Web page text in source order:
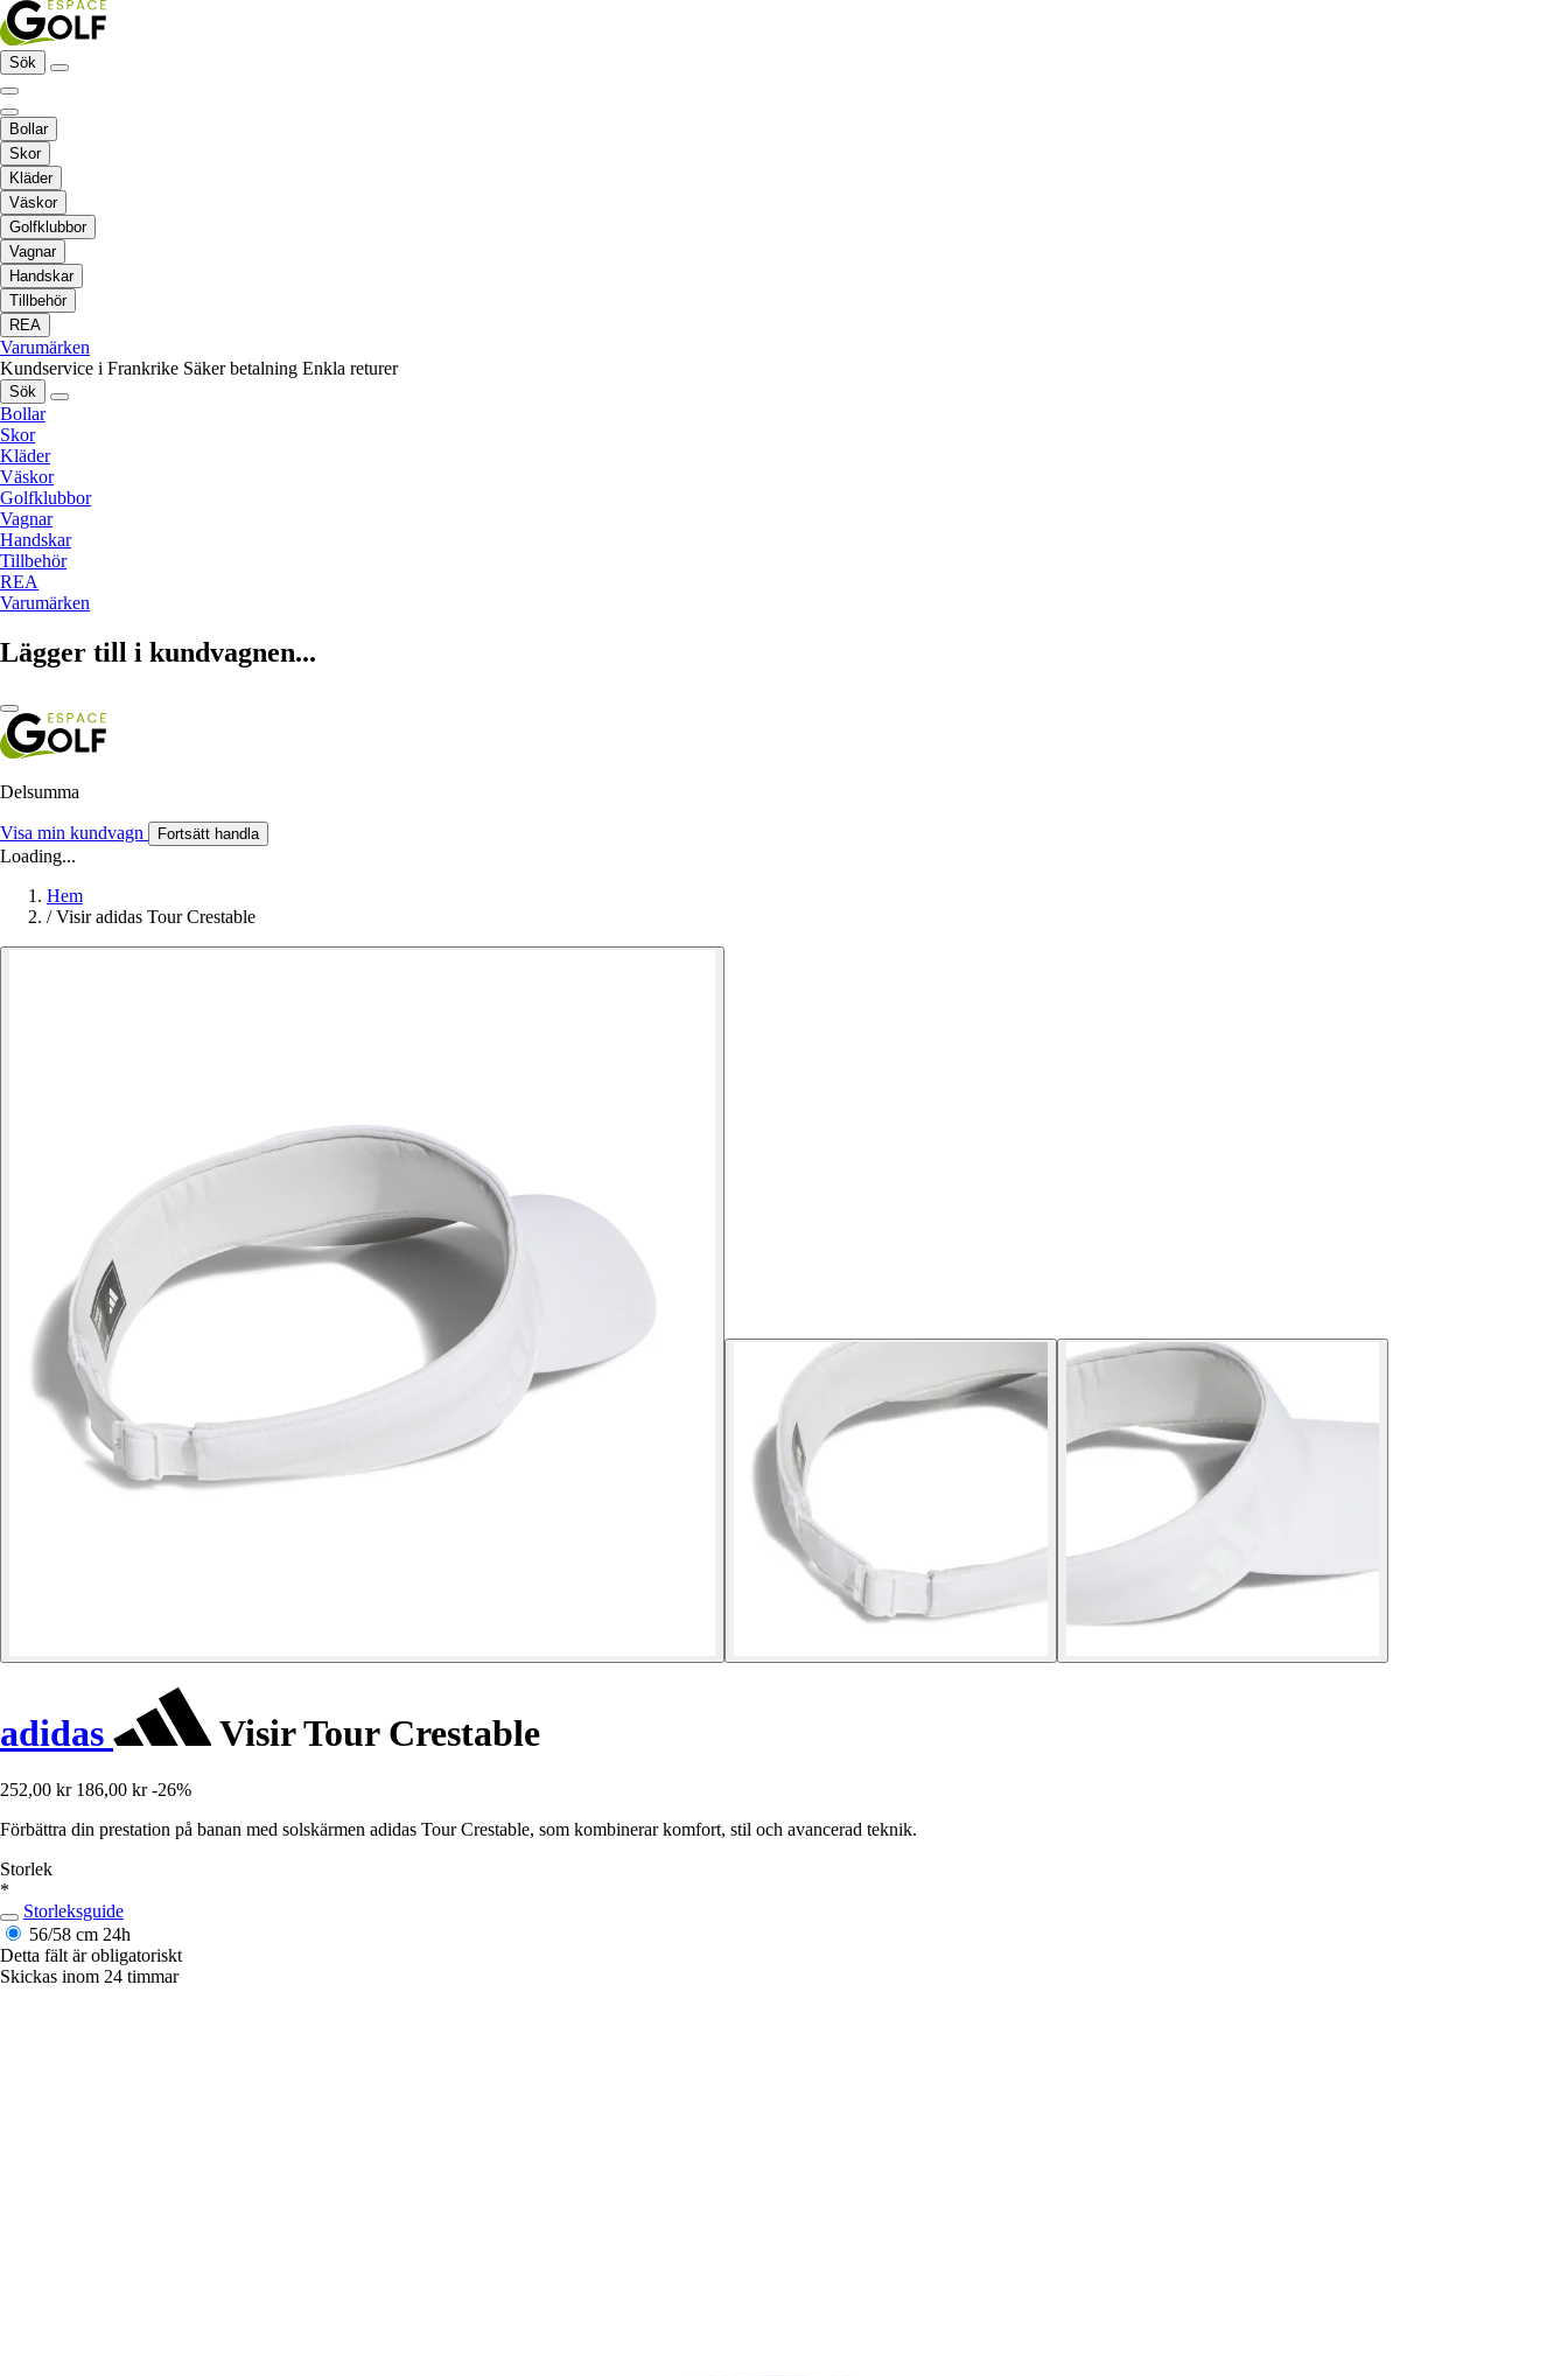
Sök
Bollar
Skor
Kläder
Väskor
Golfklubbor
Vagnar
Handskar
Tillbehör
REA
Varumärken
Kundservice i Frankrike Säker betalning Enkla returer
Sök
Bollar
Skor
Kläder
Väskor
Golfklubbor
Vagnar
Handskar
Tillbehör
REA
Varumärken
Lägger till i kundvagnen...
Delsumma
Visa min kundvagn Fortsätt handla
Loading...
Hem
/ Visir adidas Tour Crestable
adidas Visir Tour Crestable
252,00 kr 186,00 kr -26%
Förbättra din prestation på banan med solskärmen adidas Tour Crestable, som kombinerar komfort, stil och avancerad teknik.
Storlek
*
Storleksguide
56/58 cm 24h
Detta fält är obligatoriskt
Skickas inom 24 timmar